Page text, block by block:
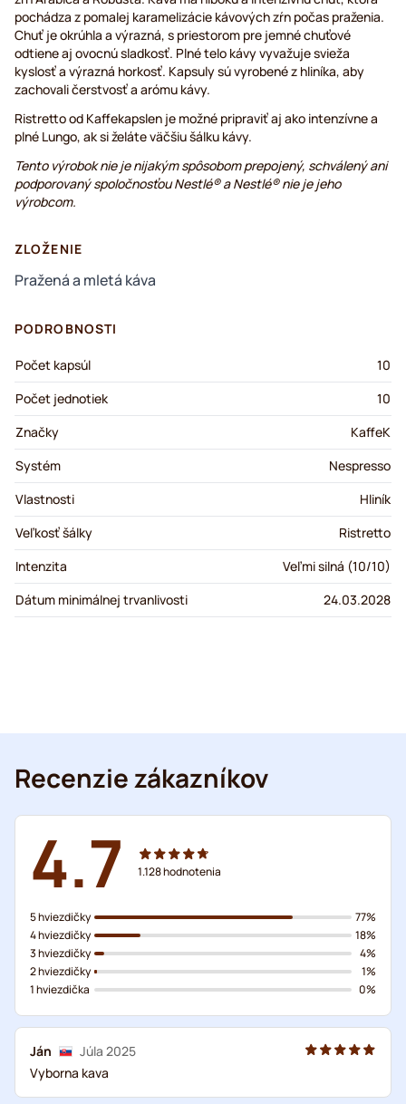
pochádza z pomalej karamelizácie kávových zŕn počas praženia.
Chuť je okrúhla a výrazná, s priestorom pre jemné chuťové
odtiene aj ovocnú sladkosť. Plné telo kávy vyvažuje svieža
kyslosť a výrazná horkosť. Kapsuly sú vyrobené z hliníka, aby
zachovali čerstvosť a arómu kávy.
Ristretto od Kaffekapslen je možné pripraviť aj ako intenzívne a
plné Lungo, ak si želáte väčšiu šálku kávy.
Tento výrobok nie je nijakým spôsobom prepojený, schválený ani
podporovaný spoločnosťou Nestlé® a Nestlé® nie je jeho
výrobcom.
ZLOŽENIE
Pražená a mletá káva
PODROBNOSTI
Počet kapsúl
10
Počet jednotiek
10
Značky
KaffeK
Systém
Nespresso
Vlastnosti
Hliník
Veľkosť šálky
Ristretto
Intenzita
Veľmi silná (10/10)
Dátum minimálnej trvanlivosti
24.03.2028
Recenzie zákazníkov
4.7 1.128hodnotenia
5 hviezdičky
4 hviezdičky
3 hviezdičky
2 hviezdičky
1 hviezdička
77%
18%
4%
1%
0%
Ján
Júla 2025
Vyborna kava